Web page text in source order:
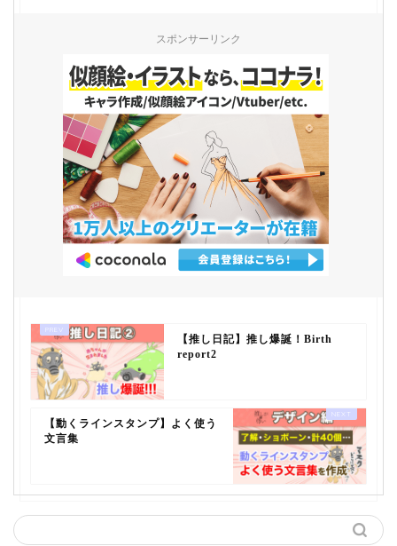
スポンサーリンク
【推し日記】推し爆誕！Birth
report2
【動くラインスタンプ】よく使う
文言集